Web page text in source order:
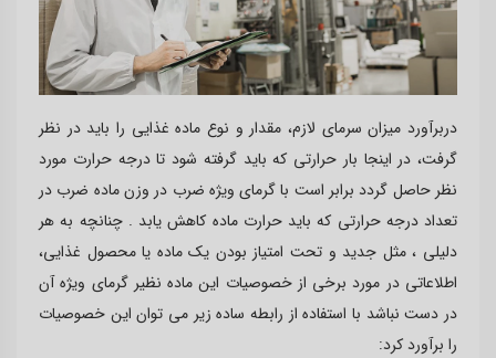
دربرآورد میزان سرمای لازم، مقدار و نوع ماده غذایی را باید در نظر
گرفت، در اینجا بار حرارتی که باید گرفته شود تا درجه حرارت مورد
نظر حاصل گردد برابر است با گرمای ویژه ضرب در وزن ماده ضرب در
تعداد درجه حرارتی که باید حرارت ماده کاهش یابد . چنانچه به هر
دلیلی ، مثل جدید و تحت امتیاز بودن یک ماده یا محصول غذایی،
اطلاعاتی در مورد برخی از خصوصیات این ماده نظیر گرمای ویژه آن
در دست نباشد با استفاده از رابطه ساده زیر می توان این خصوصیات
را برآورد کرد: